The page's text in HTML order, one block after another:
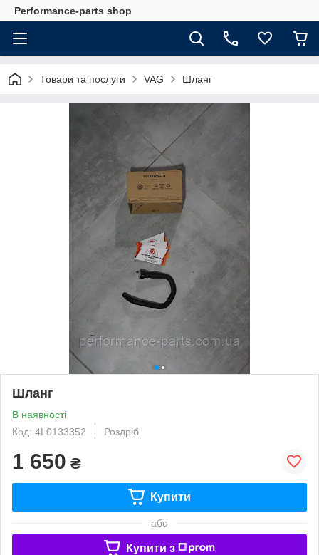
Performance-parts shop
Товари та послуги VAG Шланг
Шланг
В наявності
Код: 4L0133352
Роздріб
1 650 ₴
Купити
або
Купити з